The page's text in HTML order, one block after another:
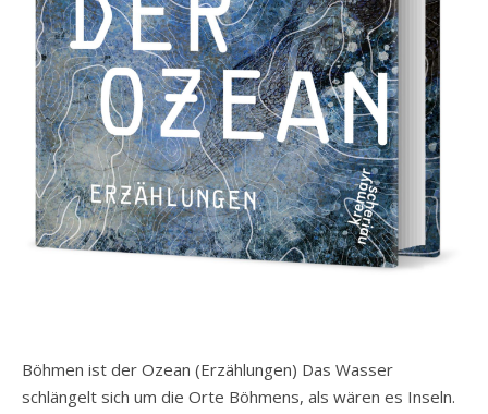
Böhmen ist der Ozean (Erzählungen) Das Wasser
schlängelt sich um die Orte Böhmens, als wären es Inseln.